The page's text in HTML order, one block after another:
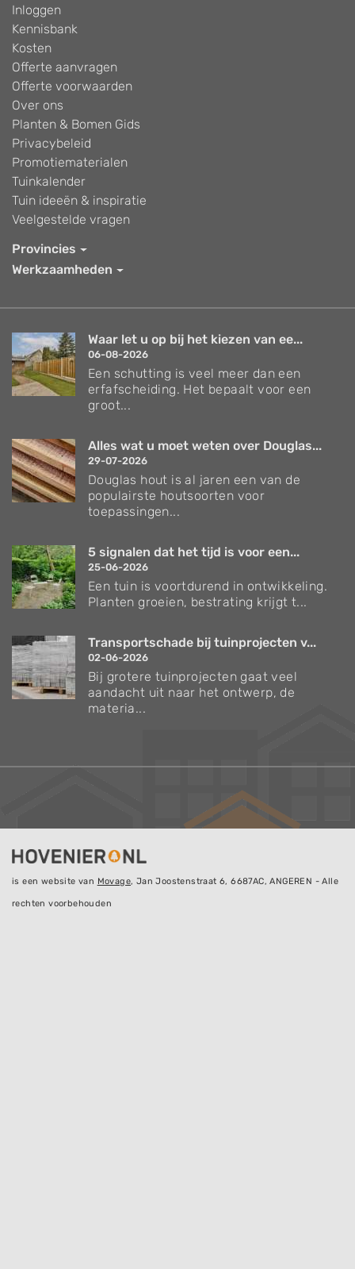
Inloggen
Kennisbank
Kosten
Offerte aanvragen
Offerte voorwaarden
Over ons
Planten & Bomen Gids
Privacybeleid
Promotiematerialen
Tuinkalender
Tuin ideeën & inspiratie
Veelgestelde vragen
Provincies
Werkzaamheden
Waar let u op bij het kiezen van ee...
06-08-2026
Een schutting is veel meer dan een
erfafscheiding. Het bepaalt voor een
groot...
Alles wat u moet weten over Douglas...
29-07-2026
Douglas hout is al jaren een van de
populairste houtsoorten voor
toepassingen...
5 signalen dat het tijd is voor een...
25-06-2026
Een tuin is voortdurend in ontwikkeling.
Planten groeien, bestrating krijgt t...
Transportschade bij tuinprojecten v...
02-06-2026
Bij grotere tuinprojecten gaat veel
aandacht uit naar het ontwerp, de
materia...
is een website van Movage, Jan Joostenstraat 6, 6687AC, ANGEREN - Alle
rechten voorbehouden